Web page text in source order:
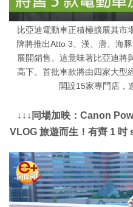
比亞迪電動車正積極擴展其市
牌將推出Atto 3、漢、唐、海
展開銷售。這意味著比亞迪將
高下。首批車款將由四家大型
開設15家專門店，
↓↓↓同場加映：Canon
VLOG 旅遊而生！有齊 1 吋